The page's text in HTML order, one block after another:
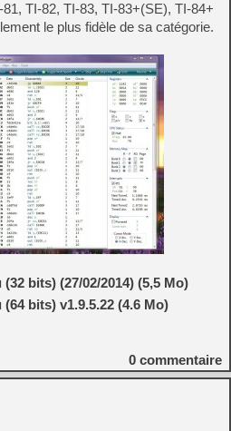
81, TI-82, TI-83, TI-83+(SE), TI-84+
le plus fidèle de sa catégorie.
bits) (27/02/2014) (5,5 Mo)
bits) v1.9.5.22 (4.6 Mo)
0 commentaire